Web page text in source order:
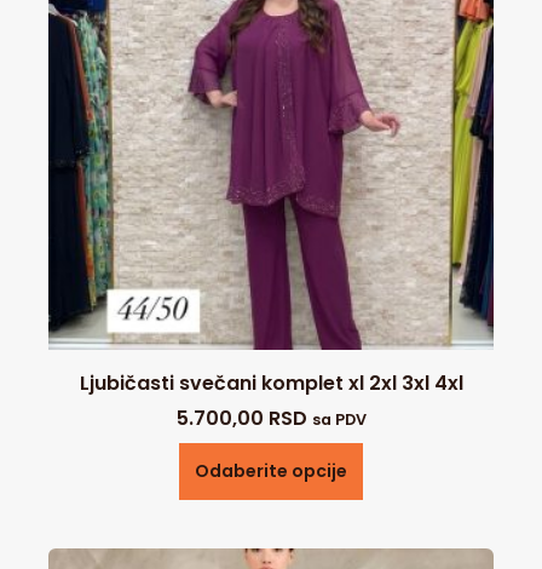
Ljubičasti svečani komplet xl 2xl 3xl 4xl
5.700,00 RSD sa PDV
Odaberite opcije